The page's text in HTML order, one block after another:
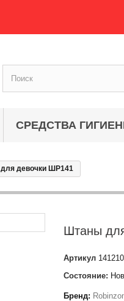
СРЕДСТВА
девочки ШР141
Штаны
Артикул
Состояние:
Бренд: